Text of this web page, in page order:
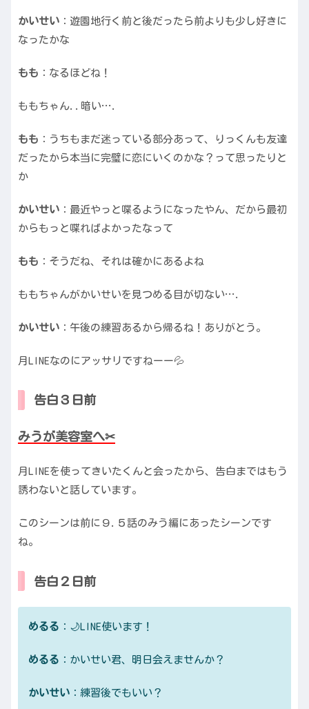
かいせい ：遊園地行く前と後だったら前よりも少し好きに
なったかな
もも ：なるほどね！
ももちゃん..暗い….
もも ：うちもまだ迷っている部分あって、りっくんも友達
だったから本当に完璧に恋にいくのかな？って思ったりと
か
かいせい ：最近やっと喋るようになったやん、だから最初
からもっと喋ればよかったなって
もも ：そうだね、それは確かにあるよね
ももちゃんがかいせいを見つめる目が切ない….
かいせい ：午後の練習あるから帰るね！ありがとう。
月LINEなのにアッサリですねーー💦
告白３日前
みうが美容室へ✂︎
月LINEを使ってきいたくんと会ったから、告白まではもう
誘わないと話しています。
このシーンは前に９.５話のみう編にあったシーンです
ね。
告白２日前
めるる ：🌙LINE使います！
めるる ：かいせい君、明日会えませんか？
かいせい ：練習後でもいい？